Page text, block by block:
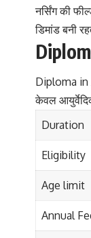
नर्सिंग की
डिमांड बनी
Diploma in
केवल
Duration
Eligibility
Age limit
Annual